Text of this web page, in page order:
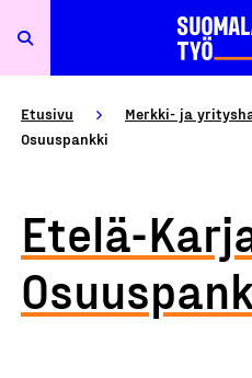
Etusivu Merkki- ja
Osuuspankki
Etelä-